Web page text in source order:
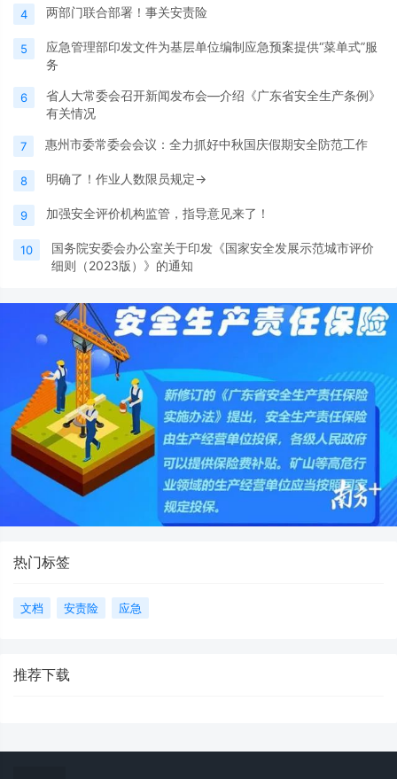
4 两部门联合部署！事关安责险
5
应急管理部印发文件为基层单位编制应急预案提供“菜单式”服
务
6
省人大常委会召开新闻发布会—介绍《广东省安全生产条例》
有关情况
7 惠州市委常委会会议：全力抓好中秋国庆假期安全防范工作
8 明确了！作业人数限员规定→
9 加强安全评价机构监管，指导意见来了！
10
国务院安委会办公室关于印发《国家安全发展示范城市评价
细则（2023版）》的通知
热门标签
文档 安责险 应急
推荐下载